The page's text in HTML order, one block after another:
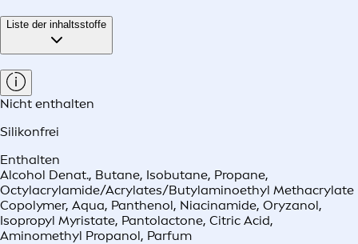
Liste der inhaltsstoffe
Nicht enthalten
Silikonfrei
Enthalten
Alcohol Denat., Butane, Isobutane, Propane,
Octylacrylamide/Acrylates/Butylaminoethyl Methacrylate
Copolymer, Aqua, Panthenol, Niacinamide, Oryzanol,
Isopropyl Myristate, Pantolactone, Citric Acid,
Aminomethyl Propanol, Parfum